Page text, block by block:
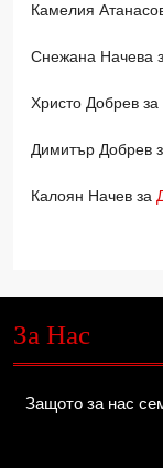
Камелия
Снежана Начева
Христо Добрев за
Димитър Добрев
Калоян Начев за
За Нас
Защото за нас